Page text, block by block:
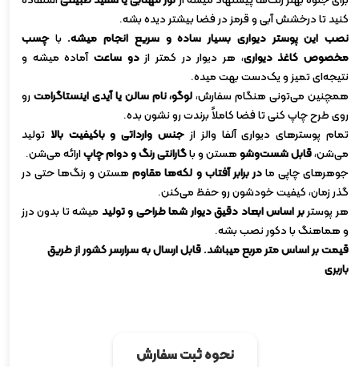
کنید تا درخشش آبی و قرمز در فضا بیشتر دیده بشه.
نصب این پوستر دیواری بسیار ساده و سریع انجام میشه. باچسب
مخصوص کاغذ دیواری، هر دیوار در کمتر ازدو ساعت آماده میشه و
نتیجه‌ای تمیز و یک‌دست بهت میده.
همچنین می‌تونی هنگام سفارش،لوگو، نام سالن یا آیدی اینستاگرامترو
روی طرح چاپ کنی تا فضا کاملاً برندت رو نشون بده.
تمام پوسترهای دیواری آلفا والز از جنس وارداتی و باکیفیت بالا تولید
می‌شن،قابل شست‌وشوهستن و باگارانتی رنگ و دوام چاپارائه می‌شن.
جوهرهای چاپی مادر برابر آفتاب و لکه‌ها مقاومهستن و رنگ‌ها حتی در
گذر زمان، کیفیت خودشون رو حفظ می‌کنن.
هر پوستربر اساس ابعاد دقیق دیوار شما طراحی و تولید میشه تا بدون درز
و هماهنگ با دکور نصب بشه.
قیمت بر اساس متر مربع میباشد. قابل ارسال به سرارسر کشور از طریق
باربری
نحوه ثبت سفارش